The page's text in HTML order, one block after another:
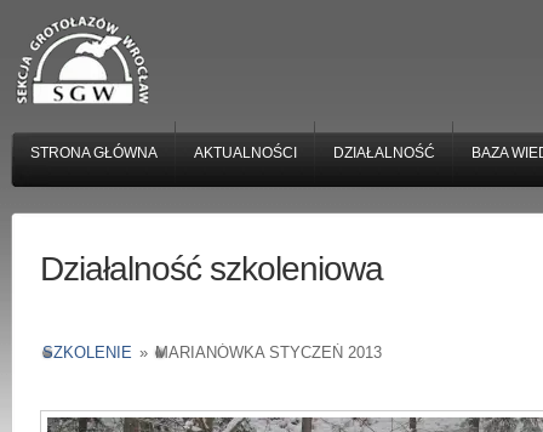
STRONA GŁÓWNA AKTUALNOŚCI DZIAŁALNOŚĆ BAZA
Działalność szkoleniowa
SZKOLENIE » MARIANÓWKA STYCZEŃ 2013